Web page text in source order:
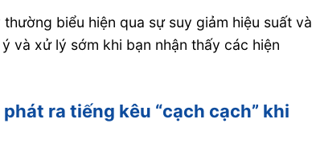
biểu hiện qua sự suy giảm hiệu suất và
và xử lý sớm khi bạn nhận thấy các hiện
ra tiếng kêu “cạch cạch” khi